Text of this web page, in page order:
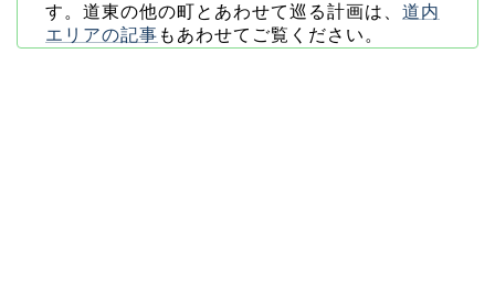
す。道東の他の町とあわせて巡る計画は、 道内
エリアの記事 もあわせてご覧ください。